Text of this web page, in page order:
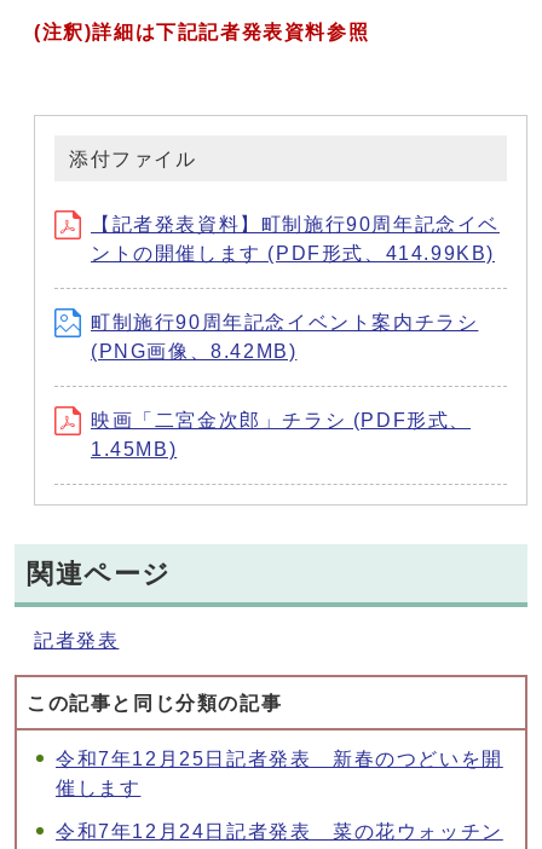
(注釈)詳細は下記記者発表資料参照
添付ファイル
【記者発表資料】町制施行90周年記念イベ
ントの開催します (PDF形式、414.99KB)
町制施行90周年記念イベント案内チラシ
(PNG画像、8.42MB)
映画「二宮金次郎」チラシ (PDF形式、
1.45MB)
関連ページ
記者発表
この記事と同じ分類の記事
令和7年12月25日記者発表 新春のつどいを開
催します
令和7年12月24日記者発表 菜の花ウォッチン